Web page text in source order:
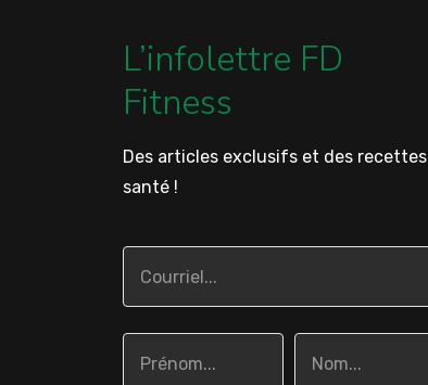
L’infolettre FD
Fitness
Des articles exclusifs et des recettes
santé !